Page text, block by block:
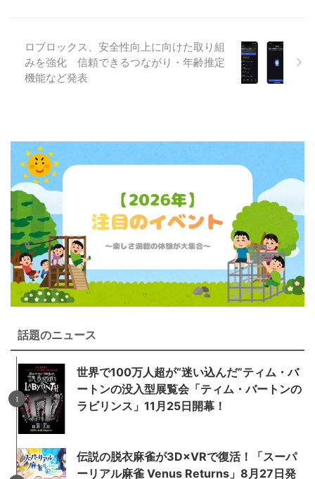
ロブロックス、安全性向上に向けた取り組
みを強化 信頼できるつながり・年齢推定
機能など発表
話題のニュース
世界で100万人超が“迷い込んだ”ティム・バ
ートンの没入型展覧会「ティム・バートンの
ラビリンス」11月25日開幕！
伝説の脱衣麻雀が3D×VRで復活！「スーパ
ーリアル麻雀 Venus Returns」8月27日発